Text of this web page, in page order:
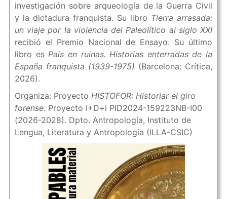
investigación sobre arqueología de la Guerra Civil
y la dictadura franquista. Su libro Tierra arrasada:
un viaje por la violencia del Paleolítico al siglo XXI
recibió el Premio Nacional de Ensayo. Su último
libro esPaís en ruinas. Historias enterradas de la
España franquista (1939-1975) (Barcelona: Crítica,
2026).
Organiza: Proyecto HISTOFOR: Historiar el giro
forense. Proyecto I+D+i PID2024-159223NB-I00
(2026-2028). Dpto. Antropología, Instituto de
Lengua, Literatura y Antropología (ILLA-CSIC)